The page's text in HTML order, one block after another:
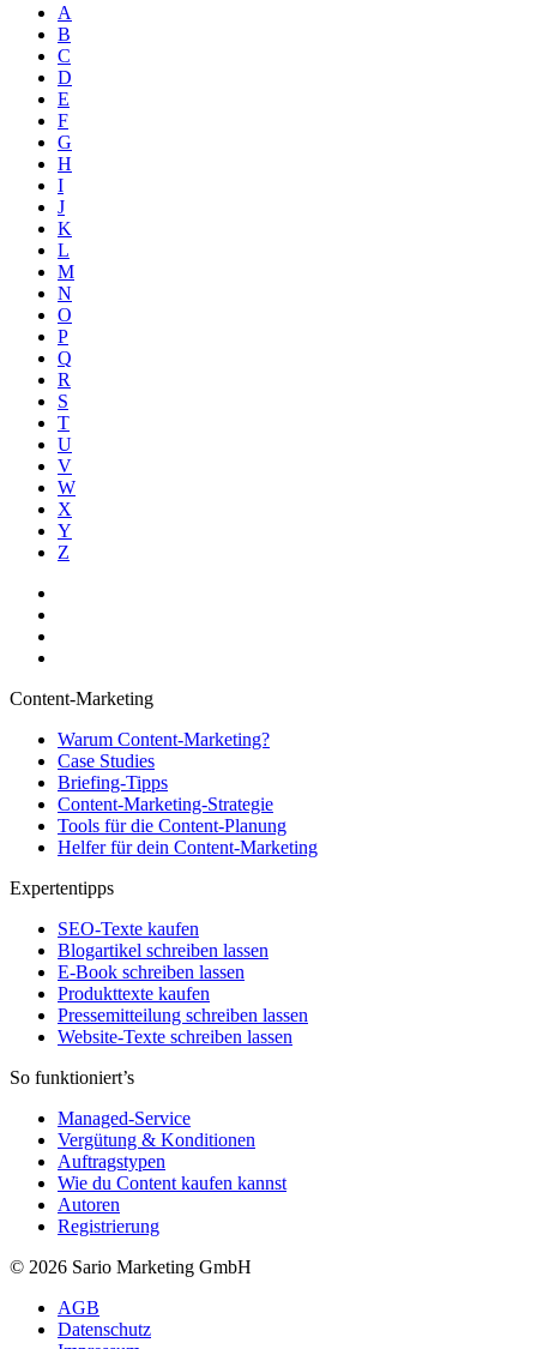
A
B
C
D
E
F
G
H
I
J
K
L
M
N
O
P
Q
R
S
T
U
V
W
X
Y
Z
Content-Marketing
Warum Content-Marketing?
Case Studies
Briefing-Tipps
Content-Marketing-Strategie
Tools für die Content-Planung
Helfer für dein Content-Marketing
Expertentipps
SEO-Texte kaufen
Blogartikel schreiben lassen
E-Book schreiben lassen
Produkttexte kaufen
Pressemitteilung schreiben lassen
Website-Texte schreiben lassen
So funktioniert’s
Managed-Service
Vergütung & Konditionen
Auftragstypen
Wie du Content kaufen kannst
Autoren
Registrierung
© 2026 Sario Marketing GmbH
AGB
Datenschutz